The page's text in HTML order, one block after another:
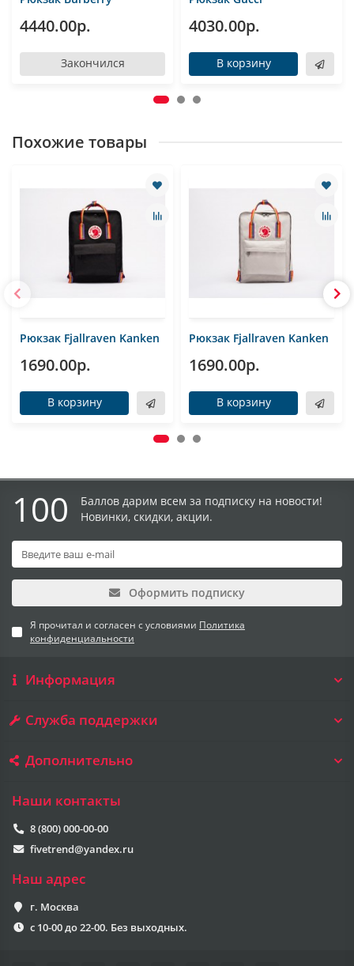
4440.00р.
Закончился
4030.00р.
В корзину
Похожие товары
Рюкзак Fjallraven Kanken
1690.00р.
В корзину
Рюкзак Fjallraven Kanken
1690.00р.
В корзину
100
Баллов дарим всем за подписку на новости!
Новинки, скидки, акции.
Оформить подписку
Я прочитал и согласен с условиями Политика
конфиденциальности
Информация
Служба поддержки
Дополнительно
Наши контакты
8 (800) 000-00-00
fivetrend@yandex.ru
Наш адрес
г. Москва
с 10-00 до 22-00. Без выходных.